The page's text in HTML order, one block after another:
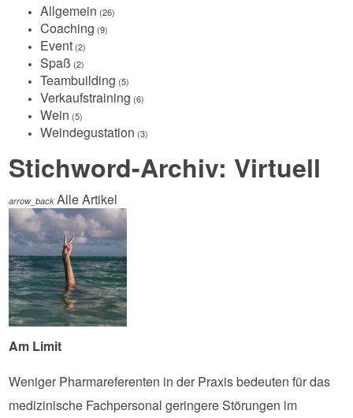
Allgemein (26)
Coaching (9)
Event (2)
Spaß (2)
Teambuilding (5)
Verkaufstraining (6)
Wein (5)
Weindegustation (3)
Stichword-Archiv: Virtuell
arrow_back Alle Artikel
Am Limit
Weniger Pharmareferenten in der Praxis bedeuten für das
medizinische Fachpersonal geringere Störungen im